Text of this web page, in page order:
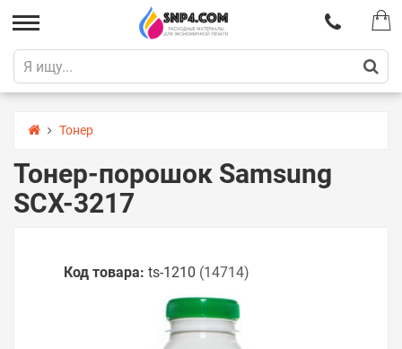
Тонер
Тонер-порошок Samsung
SCX-3217
Код товара: ts-1210 (14714)